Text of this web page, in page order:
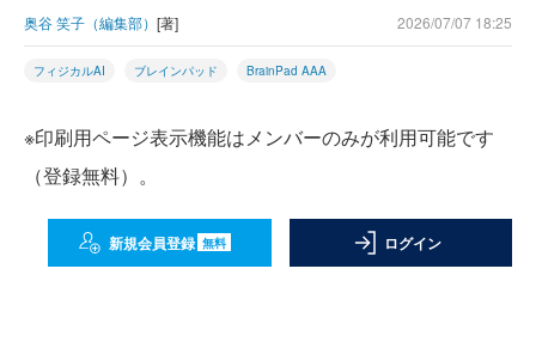
奥谷 笑子（編集部） [著] 2026/07/07 18:25
フィジカルAI ブレインパッド BrainPad AAA
※印刷用ページ表示機能はメンバーのみが利用可能です
（登録無料）。
新規会員登録 無料 ログイン